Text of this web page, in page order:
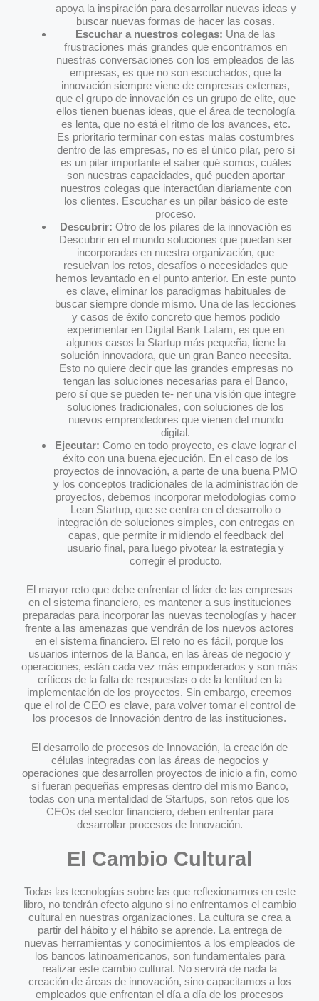
apoya la inspiración para desarrollar nuevas ideas y
buscar nuevas formas de hacer las cosas.
Escuchar a nuestros colegas: Una de las
frustraciones más grandes que encontramos en
nuestras conversaciones con los empleados de las
empresas, es que no son escuchados, que la
innovación siempre viene de empresas externas,
que el grupo de innovación es un grupo de elite, que
ellos tienen buenas ideas, que el área de tecnología
es lenta, que no está el ritmo de los avances, etc.
Es prioritario terminar con estas malas costumbres
dentro de las empresas, no es el único pilar, pero si
es un pilar importante el saber qué somos, cuáles
son nuestras capacidades, qué pueden aportar
nuestros colegas que interactúan diariamente con
los clientes. Escuchar es un pilar básico de este
proceso.
Descubrir: Otro de los pilares de la innovación es
Descubrir en el mundo soluciones que puedan ser
incorporadas en nuestra organización, que
resuelvan los retos, desafíos o necesidades que
hemos levantado en el punto anterior. En este punto
es clave, eliminar los paradigmas habituales de
buscar siempre donde mismo. Una de las lecciones
y casos de éxito concreto que hemos podido
experimentar en Digital Bank Latam, es que en
algunos casos la Startup más pequeña, tiene la
solución innovadora, que un gran Banco necesita.
Esto no quiere decir que las grandes empresas no
tengan las soluciones necesarias para el Banco,
pero sí que se pueden te- ner una visión que integre
soluciones tradicionales, con soluciones de los
nuevos emprendedores que vienen del mundo
digital.
Ejecutar: Como en todo proyecto, es clave lograr el
éxito con una buena ejecución. En el caso de los
proyectos de innovación, a parte de una buena PMO
y los conceptos tradicionales de la administración de
proyectos, debemos incorporar metodologías como
Lean Startup, que se centra en el desarrollo o
integración de soluciones simples, con entregas en
capas, que permite ir midiendo el feedback del
usuario final, para luego pivotear la estrategia y
corregir el producto.
El mayor reto que debe enfrentar el líder de las empresas
en el sistema financiero, es mantener a sus instituciones
preparadas para incorporar las nuevas tecnologías y hacer
frente a las amenazas que vendrán de los nuevos actores
en el sistema financiero. El reto no es fácil, porque los
usuarios internos de la Banca, en las áreas de negocio y
operaciones, están cada vez más empoderados y son más
críticos de la falta de respuestas o de la lentitud en la
implementación de los proyectos. Sin embargo, creemos
que el rol de CEO es clave, para volver tomar el control de
los procesos de Innovación dentro de las instituciones.
El desarrollo de procesos de Innovación, la creación de
células integradas con las áreas de negocios y
operaciones que desarrollen proyectos de inicio a fin, como
si fueran pequeñas empresas dentro del mismo Banco,
todas con una mentalidad de Startups, son retos que los
CEOs del sector financiero, deben enfrentar para
desarrollar procesos de Innovación.
El Cambio Cultural
Todas las tecnologías sobre las que reflexionamos en este
libro, no tendrán efecto alguno si no enfrentamos el cambio
cultural en nuestras organizaciones. La cultura se crea a
partir del hábito y el hábito se aprende. La entrega de
nuevas herramientas y conocimientos a los empleados de
los bancos latinoamericanos, son fundamentales para
realizar este cambio cultural. No servirá de nada la
creación de áreas de innovación, sino capacitamos a los
empleados que enfrentan el día a día de los procesos